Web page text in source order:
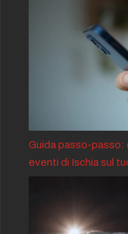
Guida passo-passo:
eventi di Ischia sul